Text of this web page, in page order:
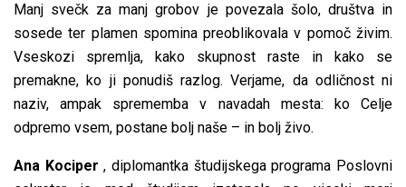
Manj svečk za manj grobov je povezala šolo, društva in
sosede ter plamen spomina preoblikovala v pomoč živim.
Vseskozi spremlja, kako skupnost raste in kako se
premakne, ko ji ponudiš razlog. Verjame, da odličnost ni
naziv, ampak sprememba v navadah mesta: ko Celje
odpremo vsem, postane bolj naše – in bolj živo.
Ana Kociper, diplomantka študijskega programa Poslovni